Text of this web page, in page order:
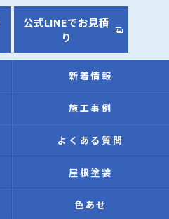
公式LINEでお見積
り
新着情報
施工事例
よくある質問
屋根塗装
色あせ